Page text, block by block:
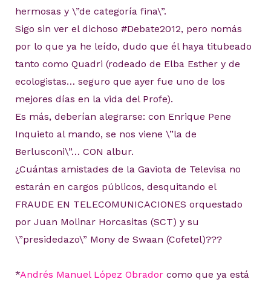
hermosas y \”de categoría fina\”.
Sigo sin ver el dichoso #Debate2012, pero nomás
por lo que ya he leído, dudo que él haya titubeado
tanto como Quadri (rodeado de Elba Esther y de
ecologistas… seguro que ayer fue uno de los
mejores días en la vida del Profe).
Es más, deberían alegrarse: con Enrique Pene
Inquieto al mando, se nos viene \”la de
Berlusconi\”… CON albur.
¿Cuántas amistades de la Gaviota de Televisa no
estarán en cargos públicos, desquitando el
FRAUDE EN TELECOMUNICACIONES orquestado
por Juan Molinar Horcasitas (SCT) y su
\”presidedazo\” Mony de Swaan (Cofetel)???
*Andrés Manuel López Obradorcomo que ya está